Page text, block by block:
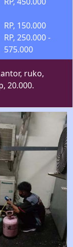
RP, 150.000
RP, 250.000 -
575.000
ruko,
20.000.